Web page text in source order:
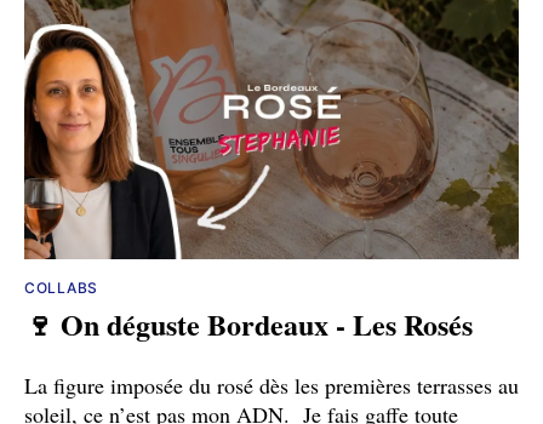
COLLABS
🍷 On déguste Bordeaux - Les Rosés
La figure imposée du rosé dès les premières terrasses au
soleil, ce n’est pas mon ADN. Je fais gaffe toute